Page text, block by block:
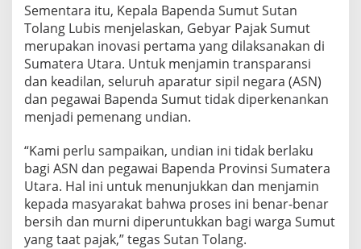
Sementara itu, Kepala Bapenda Sumut Sutan
Tolang Lubis menjelaskan, Gebyar Pajak Sumut
merupakan inovasi pertama yang dilaksanakan di
Sumatera Utara. Untuk menjamin transparansi
dan keadilan, seluruh aparatur sipil negara (ASN)
dan pegawai Bapenda Sumut tidak diperkenankan
menjadi pemenang undian.
“Kami perlu sampaikan, undian ini tidak berlaku
bagi ASN dan pegawai Bapenda Provinsi Sumatera
Utara. Hal ini untuk menunjukkan dan menjamin
kepada masyarakat bahwa proses ini benar-benar
bersih dan murni diperuntukkan bagi warga Sumut
yang taat pajak,” tegas Sutan Tolang.